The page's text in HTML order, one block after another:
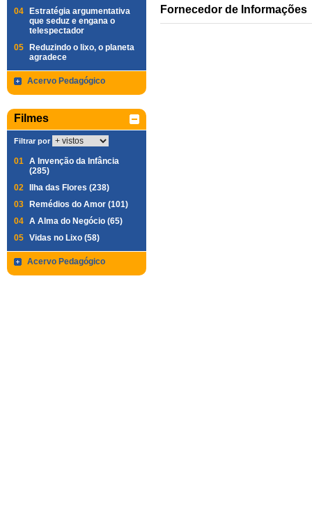
04
Estratégia argumentativa
que seduz e engana o
telespectador
05
Reduzindo o lixo, o planeta
agradece
Acervo Pedagógico
Filmes
Filtrar por
01 A Invenção da Infância
(285)
02
Ilha das Flores (238)
03
Remédios do Amor (101)
04 A Alma do Negócio (65)
05 Vidas no Lixo (58)
Acervo Pedagógico
Fornecedor de Informações